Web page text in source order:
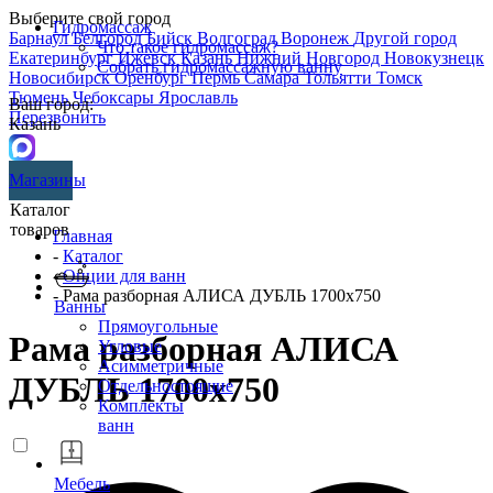
Выберите свой город
БарнаулБелгородБийск ВолгоградВоронеж Другой город
ЕкатеринбургИжевскКазаньНижний Новгород Новокузнецк
НовосибирскОренбургПермьСамараТольятти Томск
ТюменьЧебоксары Ярославль
Перезвонить
Гидромассаж
Что такое гидромассаж?
Собрать гидромассажную ванну
Ваш город:
Казань
Магазины
Каталог
товаров
Ванны
Прямоугольные
Угловые
Асимметричные
Отдельностоящие
Комплекты
ванн
Мебель
Главная
- Каталог
-Опции для ванн
- Рама разборная АЛИСА ДУБЛЬ 1700х750
Рама разборная АЛИСА
ДУБЛЬ 1700х750